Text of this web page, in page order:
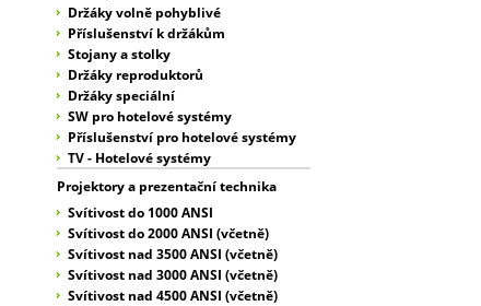
Držáky volně pohyblivé
Příslušenství k držákům
Stojany a stolky
Držáky reproduktorů
Držáky speciální
SW pro hotelové systémy
Příslušenství pro hotelové systémy
TV - Hotelové systémy
Projektory a prezentační technika
Svítivost do 1000 ANSI
Svítivost do 2000 ANSI (včetně)
Svítivost nad 3500 ANSI (včetně)
Svítivost nad 3000 ANSI (včetně)
Svítivost nad 4500 ANSI (včetně)